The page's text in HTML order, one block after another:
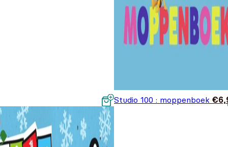
Studio 100 : moppenboek €